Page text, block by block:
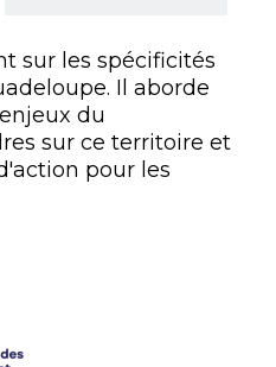
sur les spécificités
Il aborde
du
sur ce territoire et
pour les